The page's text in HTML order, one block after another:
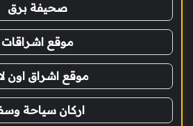
صحيفة برق
موقع اشراقات
موقع اشراق اون
اركان سياحة